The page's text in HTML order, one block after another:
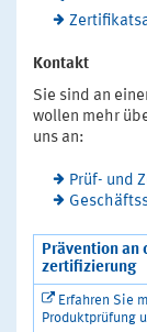
Kontakt
Sie sind an
wollen mehr
uns an:
Prüf- und
Prävention an
zertifizierung
Erfahren Sie
Produktprüfung